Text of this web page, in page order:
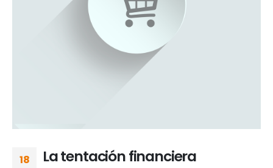
18 La tentación financiera